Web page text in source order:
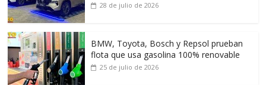
28 de julio de 2026
BMW, Toyota, Bosch y Repsol prueban
flota que usa gasolina 100% renovable
25 de julio de 2026